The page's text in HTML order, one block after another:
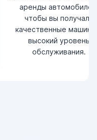
аренды
чтобы вы получали
качественные
высокий уровень
обслуживания.